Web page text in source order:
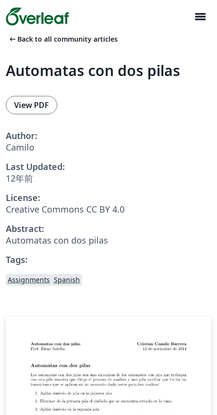
menu
arrow_left_alt Back to all community articles
Automatas con dos pilas
View PDF
Author:
Camilo
Last Updated:
12年前
License:
Creative Commons CC BY 4.0
Abstract:
Automatas con dos pilas
Tags:
Assignments Spanish